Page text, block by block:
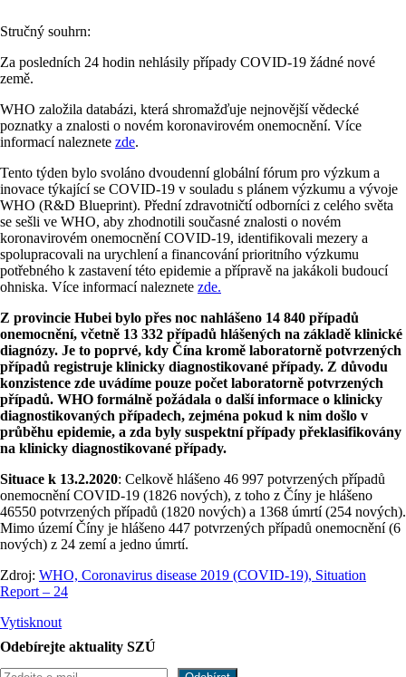
Stručný souhrn:
Za posledních 24 hodin nehlásily případy COVID-19 žádné nové
země.
WHO založila databázi, která shromažďuje nejnovější vědecké
poznatky a znalosti o novém koronavirovém onemocnění. Více
informací naleznete zde.
Tento týden bylo svoláno dvoudenní globální fórum pro výzkum a
inovace týkající se COVID-19 v souladu s plánem výzkumu a vývoje
WHO (R&D Blueprint). Přední zdravotničtí odborníci z celého světa
se sešli ve WHO, aby zhodnotili současné znalosti o novém
koronavirovém onemocnění COVID-19, identifikovali mezery a
spolupracovali na urychlení a financování prioritního výzkumu
potřebného k zastavení této epidemie a přípravě na jakákoli budoucí
ohniska. Více informací naleznete zde.
Z provincie Hubei bylo přes noc nahlášeno 14 840 případů
onemocnění, včetně 13 332 případů hlášených na základě klinické
diagnózy. Je to poprvé, kdy Čína kromě laboratorně potvrzených
případů registruje klinicky diagnostikované případy. Z důvodu
konzistence zde uvádíme pouze počet laboratorně potvrzených
případů. WHO formálně požádala o další informace o klinicky
diagnostikovaných případech, zejména pokud k nim došlo v
průběhu epidemie, a zda byly suspektní případy překlasifikovány
na klinicky diagnostikované případy.
Situace k 13.2.2020: Celkově hlášeno 46 997 potvrzených případů
onemocnění COVID-19 (1826 nových), z toho z Číny je hlášeno
46550 potvrzených případů (1820 nových) a 1368 úmrtí (254 nových).
Mimo území Číny je hlášeno 447 potvrzených případů onemocnění (6
nových) z 24 zemí a jedno úmrtí.
Zdroj: WHO, Coronavirus disease 2019 (COVID-19), Situation
Report – 24
Vytisknout
Odebírejte aktuality SZÚ